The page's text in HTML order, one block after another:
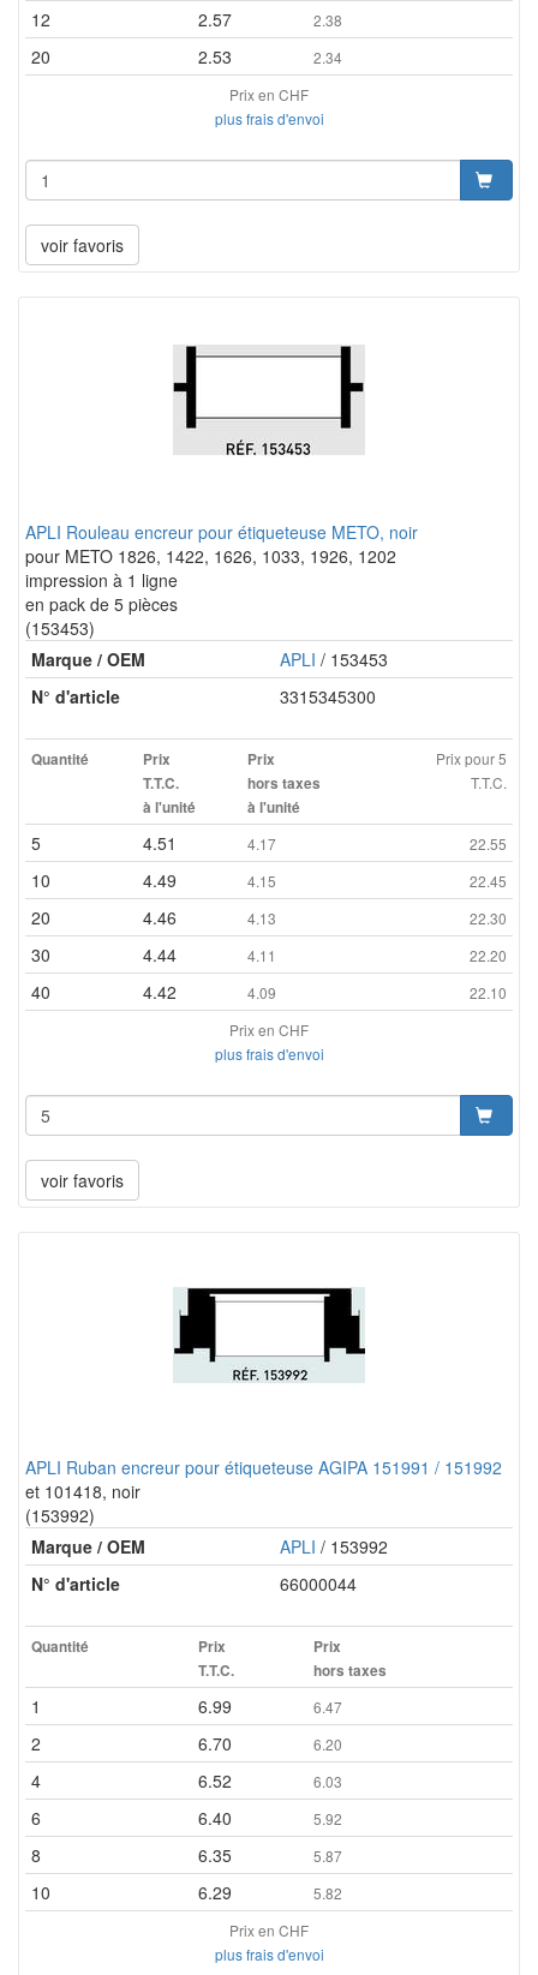
12 2.57 2.38
20 2.53
2.34
Prix en CHF
plus frais d'envoi
voir favoris
APLI Rouleau encreur pour étiqueteuse METO, noir
pour METO 1826, 1422, 1626, 1033, 1926, 1202
impression à 1 ligne
en pack de 5 pièces
(153453)
Marque / OEM
APLI / 153453
N° d'article
3315345300
Quantité
Prix
T.T.C.
à l'unité
Prix
hors taxes
à l'unité
Prix pour 5
T.T.C.
5 4.51 4.17 22.55
10 4.49 4.15 22.45
20 4.46 4.13 22.30
30 4.44 4.11 22.20
40 4.42 4.09
22.10
Prix en CHF
plus frais d'envoi
voir favoris
APLI Ruban encreur pour étiqueteuse AGIPA 151991 / 151992
et 101418, noir
(153992)
Marque / OEM
APLI / 153992
N° d'article
66000044
Quantité
Prix
T.T.C.
Prix
hors taxes
1 6.99 6.47
2 6.70 6.20
4 6.52 6.03
6 6.40 5.92
8 6.35 5.87
10 6.29
5.82
Prix en CHF
plus frais d'envoi